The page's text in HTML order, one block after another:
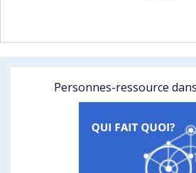
Personnes-ressource